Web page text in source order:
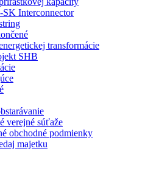
SK Interconnector
transformácie
SHB
verejné súťaže
obchodné podmienky
majetku